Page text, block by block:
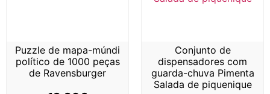
Puzzle de mapa-múndi
político de 1000 peças
de Ravensburger
Conjunto de
dispensadores com
guarda-chuva Pimenta
Salada de piquenique